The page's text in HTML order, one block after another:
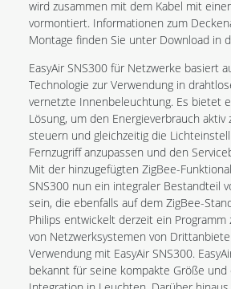
wird zusammen mit dem Kabel mit
vormontiert. Informationen zum
Montage finden Sie unter Download in
EasyAir SNS300 für Netzwerke basiert
Technologie zur Verwendung in
vernetzte Innenbeleuchtung. Es bietet
Lösung, um den Energieverbrauch aktiv
steuern und gleichzeitig die
Fernzugriff anzupassen und den
Mit der hinzugefügten ZigBee-
SNS300 nun ein integraler Bestandteil
sein, die ebenfalls auf dem ZigBee-
Philips entwickelt derzeit ein Programm
von Netzwerksystemen von
Verwendung mit EasyAir SNS300.
bekannt für seine kompakte Größe und